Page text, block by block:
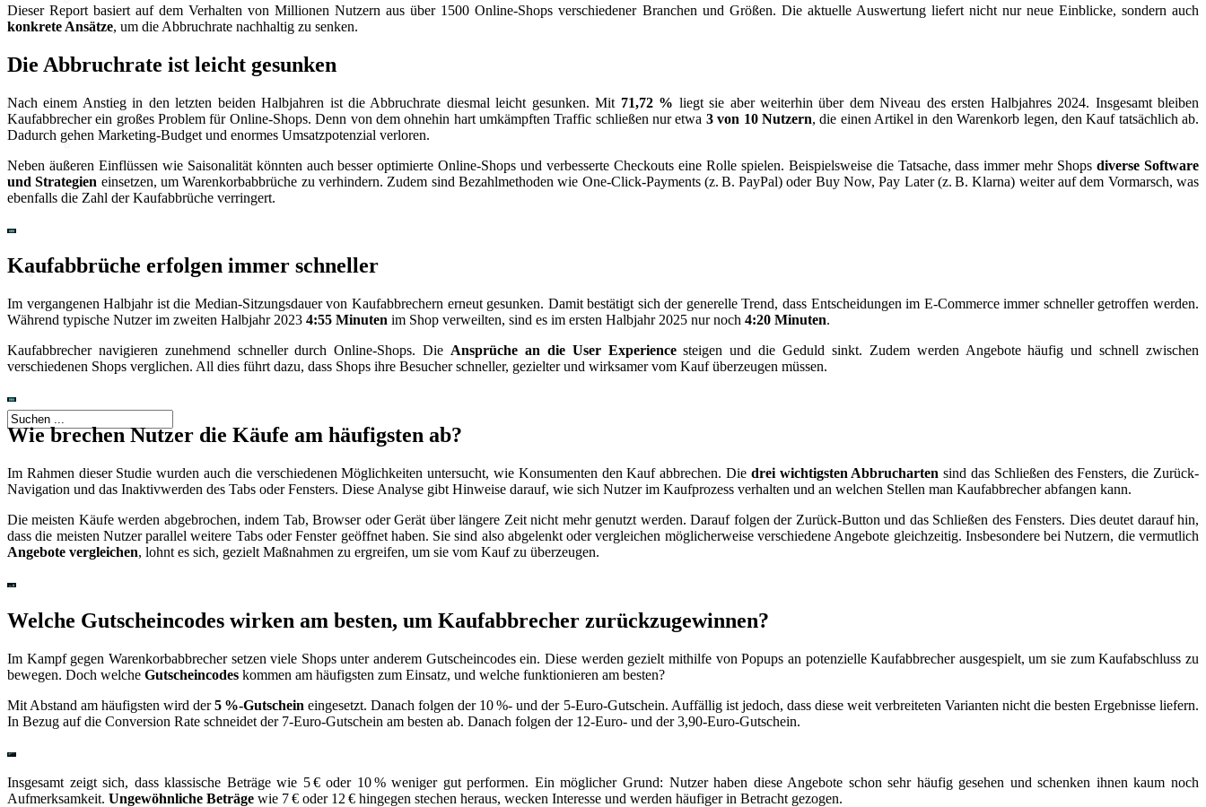
Best-Practices ZukunftHandel
KI
Deep Dive Künstliche
Intelligenz
KI-Kompetenzen
Digitale Innenstadt
Der HDE
Dieser Report basiert auf dem Verhalten von Millionen Nutzern aus über 1500 Online-Shops verschiedener Branchen und Größen. Die aktuelle Auswertung liefert nicht nur neue Einblicke, sondern auch
konkrete Ansätze, um die Abbruchrate nachhaltig zu senken.
Die Abbruchrate ist leicht gesunken
Nach einem Anstieg in den letzten beiden Halbjahren ist die Abbruchrate diesmal leicht gesunken. Mit 71,72 % liegt sie aber weiterhin über dem Niveau des ersten Halbjahres 2024. Insgesamt bleiben
Kaufabbrecher ein großes Problem für Online-Shops. Denn von dem ohnehin hart umkämpften Traffic schließen nur etwa 3 von 10 Nutzern, die einen Artikel in den Warenkorb legen, den Kauf tatsächlich ab.
Dadurch gehen Marketing-Budget und enormes Umsatzpotenzial verloren.
Neben äußeren Einflüssen wie Saisonalität könnten auch besser optimierte Online-Shops und verbesserte Checkouts eine Rolle spielen. Beispielsweise die Tatsache, dass immer mehr Shopsdiverse Software
und Strategien einsetzen, um Warenkorbabbrüche zu verhindern. Zudem sind Bezahlmethoden wie One-Click-Payments (z. B. PayPal) oder Buy Now, Pay Later (z. B. Klarna) weiter auf dem Vormarsch, was
ebenfalls die Zahl der Kaufabbrüche verringert.
Kaufabbrüche erfolgen immer schneller
Im vergangenen Halbjahr ist die Median-Sitzungsdauer von Kaufabbrechern erneut gesunken. Damit bestätigt sich der generelle Trend, dass Entscheidungen im E-Commerce immer schneller getroffen werden.
Während typische Nutzer im zweiten Halbjahr 2023 4:55 Minuten im Shop verweilten, sind es im ersten Halbjahr 2025 nur noch 4:20 Minuten.
Kaufabbrecher navigieren zunehmend schneller durch Online-Shops. Die Ansprüche an die User Experiencesteigen und die Geduld sinkt. Zudem werden Angebote häufig und schnell zwischen
verschiedenen Shops verglichen. All dies führt dazu, dass Shops ihre Besucher schneller, gezielter und wirksamer vom Kauf überzeugen müssen.
Wie brechen Nutzer die Käufe am häufigsten ab?
Im Rahmen dieser Studie wurden auch die verschiedenen Möglichkeiten untersucht, wie Konsumenten den Kauf abbrechen. Die drei wichtigsten Abbrucharten sind das Schließen des Fensters, die Zurück-
Navigation und das Inaktivwerden des Tabs oder Fensters. Diese Analyse gibt Hinweise darauf, wie sich Nutzer im Kaufprozess verhalten und an welchen Stellen man Kaufabbrecher abfangen kann.
Die meisten Käufe werden abgebrochen, indem Tab, Browser oder Gerät über längere Zeit nicht mehr genutzt werden. Darauf folgen der Zurück-Button und das Schließen des Fensters. Dies deutet darauf hin,
dass die meisten Nutzer parallel weitere Tabs oder Fenster geöffnet haben. Sie sind also abgelenkt oder vergleichen möglicherweise verschiedene Angebote gleichzeitig. Insbesondere bei Nutzern, die vermutlich
Angebote vergleichen, lohnt es sich, gezielt Maßnahmen zu ergreifen, um sie vom Kauf zu überzeugen.
Welche Gutscheincodes wirken am besten, um Kaufabbrecher zurückzugewinnen?
Im Kampf gegen Warenkorbabbrecher setzen viele Shops unter anderem Gutscheincodes ein. Diese werden gezielt mithilfe von Popups an potenzielle Kaufabbrecher ausgespielt, um sie zum Kaufabschluss zu
bewegen. Doch welche Gutscheincodes kommen am häufigsten zum Einsatz, und welche funktionieren am besten?
Mit Abstand am häufigsten wird der5 %-Gutschein eingesetzt. Danach folgen der 10 %- und der 5-Euro-Gutschein. Auffällig ist jedoch, dass diese weit verbreiteten Varianten nicht die besten Ergebnisse liefern.
In Bezug auf die Conversion Rate schneidet der 7-Euro-Gutschein am besten ab. Danach folgen der 12-Euro- und der 3,90-Euro-Gutschein.
Insgesamt zeigt sich, dass klassische Beträge wie 5 € oder 10 % weniger gut performen. Ein möglicher Grund: Nutzer haben diese Angebote schon sehr häufig gesehen und schenken ihnen kaum noch
Aufmerksamkeit. Ungewöhnliche Beträge wie 7 € oder 12 € hingegen stechen heraus, wecken Interesse und werden häufiger in Betracht gezogen.